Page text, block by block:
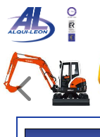
prev